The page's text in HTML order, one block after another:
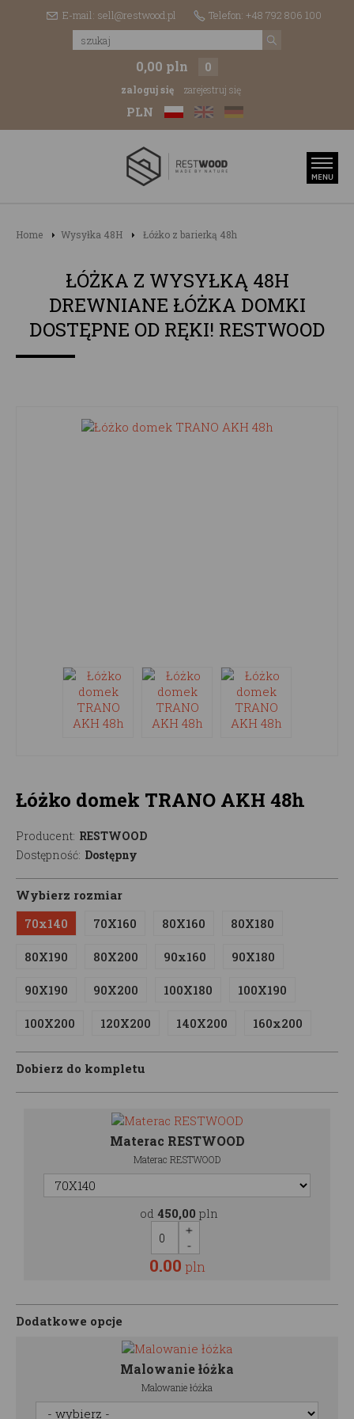
E-mail: sell@restwood.pl Telefon: +48 792 806 100
0,00 pln 0
zaloguj się zarejestruj się
PLN
Home Wysyłka 48H Łóżko z barierką 48h
ŁÓŻKA Z WYSYŁKĄ 48H
DREWNIANE ŁÓŻKA DOMKI
DOSTĘPNE OD RĘKI! RESTWOOD
Łóżko domek TRANO AKH 48h
Producent: RESTWOOD
Dostępność: Dostępny
Wybierz rozmiar
70x140
70X160 80X160 80X180
80X190 80X200 90x160 90X180
90X190 90X200 100X180 100X190
100X200 120X200 140X200 160x200
Dobierz do kompletu
Materac RESTWOOD
Materac RESTWOOD
od 450,00 pln
0.00 pln
Dodatkowe opcje
Malowanie łóżka
Malowanie łóżka